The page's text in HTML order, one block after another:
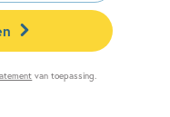
van toepassing.